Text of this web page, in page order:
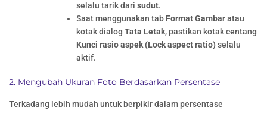
selalu tarik darisudut.
Saat menggunakan tab Format Gambaratau
kotak dialogTata Letak, pastikan kotak centang
Kunci rasio aspek (Lock aspect ratio) selalu
aktif.
2. Mengubah Ukuran Foto Berdasarkan Persentase
Terkadang lebih mudah untuk berpikir dalam persentase